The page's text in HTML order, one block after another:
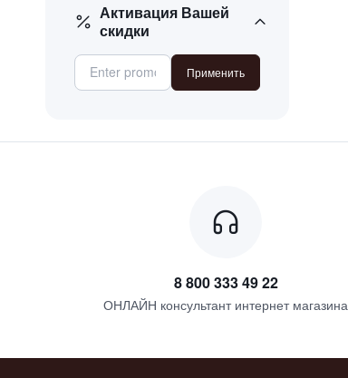
папайя
сандал
цитрусовые ноты
Активация Вашей
скидки
Применить
8 800 333 49 22
ОНЛАЙН консультант интернет магазина